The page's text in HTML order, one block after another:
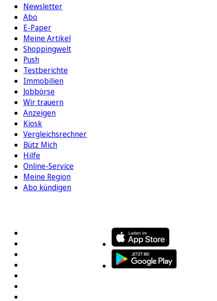
Newsletter
Abo
E-Paper
Meine Artikel
Shoppingwelt
Push
Testberichte
Immobilien
Jobbörse
Wir trauern
Anzeigen
Kiosk
Vergleichsrechner
Bütz Mich
Hilfe
Online-Service
Meine Region
Abo kündigen